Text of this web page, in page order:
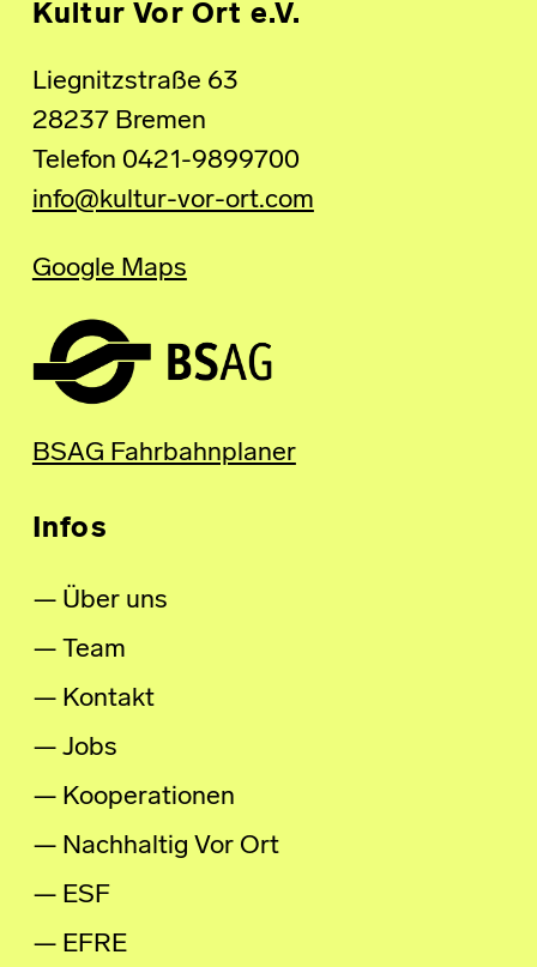
Kultur Vor Ort e.V.
Liegnitzstraße 63
28237 Bremen
Telefon 0421-9899700
info@kultur-vor-ort.com
Google Maps
BSAG Fahrbahnplaner
Infos
Über uns
Team
Kontakt
Jobs
Kooperationen
Nachhaltig Vor Ort
ESF
EFRE